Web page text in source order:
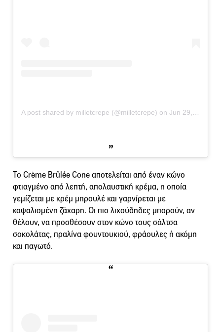
A post shared by milletcrepe (@milletcrepe) on Jun 29, 2019 at 8:26pm PDT
Το Crème Brûlée Cone αποτελείται από έναν κώνο
φτιαγμένο από λεπτή, απολαυστική κρέμα, η οποία
γεμίζεται με κρέμ μπρουλέ και γαρνίρεται με
καψαλισμένη ζάχαρη. Οι πιο λιχούδηδες μπορούν, αν
θέλουν, να προσθέσουν στον κώνο τους σάλτσα
σοκολάτας, πραλίνα φουντουκιού, φράουλες ή ακόμη
και παγωτό.